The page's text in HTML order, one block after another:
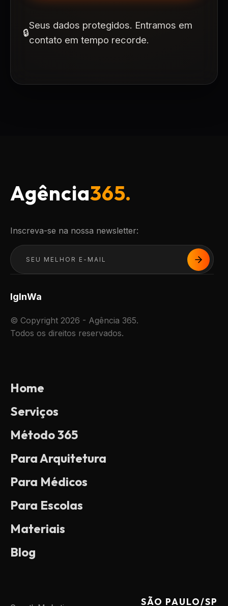
🔒
Seus dados protegidos. Entramos em
contato em tempo recorde.
Agência365.
Inscreva-se na nossa newsletter:
IgInWa
© Copyright 2026 - Agência 365.
Todos os direitos reservados.
Home
Serviços
Método 365
Para Arquitetura
Para Médicos
Para Escolas
Materiais
Blog
SÃO PAULO/SP